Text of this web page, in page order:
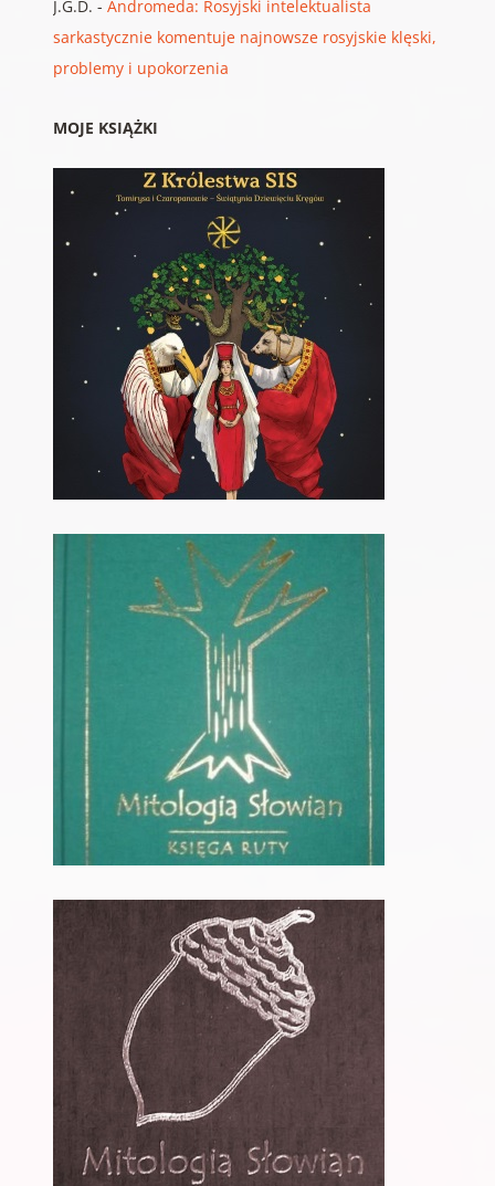
J.G.D. - Andromeda: Rosyjski intelektualista
sarkastycznie komentuje najnowsze rosyjskie klęski,
problemy i upokorzenia
MOJE KSIĄŻKI